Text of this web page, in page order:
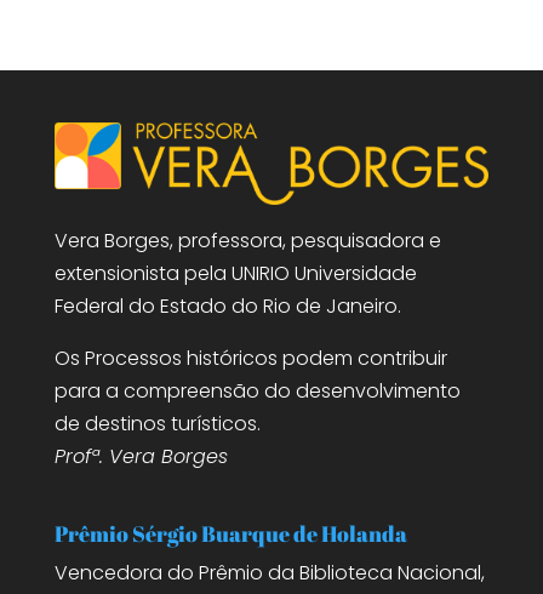
Vera Borges, professora, pesquisadora e
extensionista pela UNIRIO Universidade
Federal do Estado do Rio de Janeiro.
Os Processos históricos podem contribuir
para a compreensão do desenvolvimento
de destinos turísticos.
Profª. Vera Borges
Prêmio Sérgio Buarque de Holanda
Vencedora do Prêmio da Biblioteca Nacional,